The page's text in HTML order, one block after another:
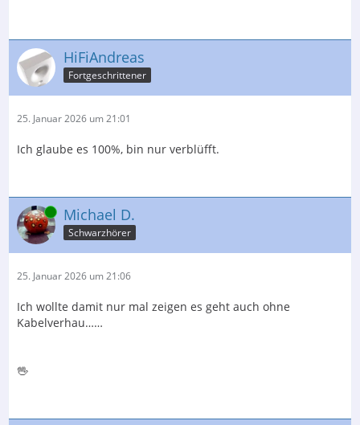
HiFiAndreas
Fortgeschrittener
25. Januar 2026 um 21:01
Ich glaube es 100%, bin nur verblüfft.
Online Michael D.
Schwarzhörer
25. Januar 2026 um 21:06
Ich wollte damit nur mal zeigen es geht auch ohne
Kabelverhau……
🖖